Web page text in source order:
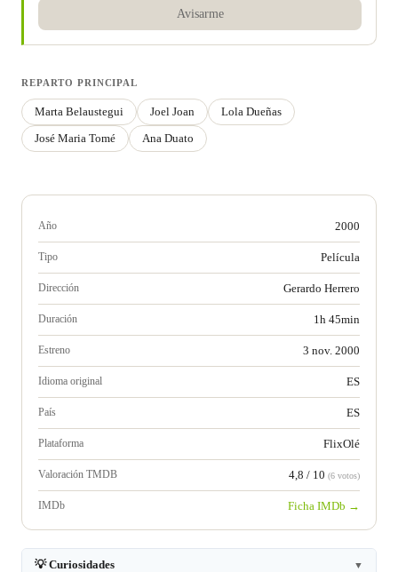
Avisarme
REPARTO PRINCIPAL
Marta Belaustegui Joel Joan
Lola Dueñas
José Maria Tomé
Ana Duato
Año 2000
Tipo Película
Dirección Gerardo Herrero
Duración 1h 45min
Estreno 3 nov. 2000
Idioma original ES
País ES
Plataforma FlixOlé
Valoración TMDB 4,8 / 10 (6 votos)
IMDb Ficha IMDb →
💡 Curiosidades ▼